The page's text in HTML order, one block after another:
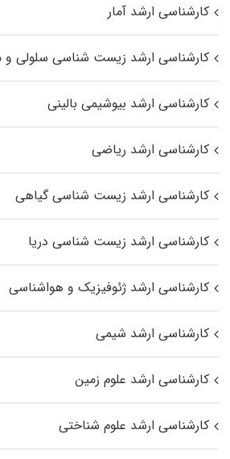
کارشناسی ارشد آمار
کارشناسی ارشد زیست شناسی سلولی و
کارشناسی ارشد بیوشیمی بالینی
کارشناسی ارشد ریاضی
کارشناسی ارشد زیست‌ شناسی گیاهی
کارشناسی ارشد زیست‌ شناسی دریا
کارشناسی ارشد ژئوفیزیک و هواشناسی
کارشناسی ارشد شیمی
کارشناسی ارشد علوم زمین
کارشناسی ارشد علوم شناختی